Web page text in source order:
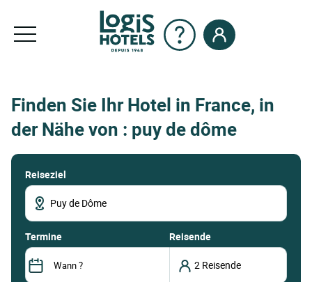
Finden Sie Ihr Hotel in France, in
der Nähe von : puy de dôme
Reiseziel
termine Reisende